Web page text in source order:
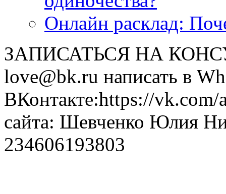
Онлайн расклад:
ЗАПИСАТЬСЯ НА
love@bk.ru написать в
ВКонтакте:https://
сайта: Шевченко Юлия
234606193803